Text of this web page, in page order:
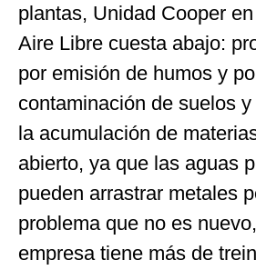
plantas, Unidad Cooper
Aire Libre cuesta abajo:
por emisión de humos y
contaminación de suelos
la acumulación de
abierto, ya que las aguas
pueden arrastrar metales
problema que no es
empresa tiene más de